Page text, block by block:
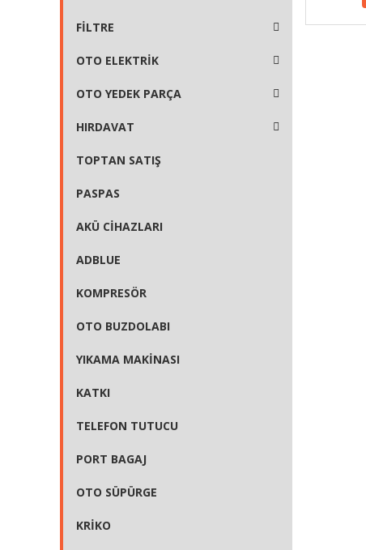
FİLTRE
OTO ELEKTRİK
OTO YEDEK PARÇA
HIRDAVAT
TOPTAN SATIŞ
PASPAS
AKÜ CİHAZLARI
ADBLUE
KOMPRESÖR
OTO BUZDOLABI
YIKAMA MAKİNASI
KATKI
TELEFON TUTUCU
PORT BAGAJ
OTO SÜPÜRGE
KRİKO